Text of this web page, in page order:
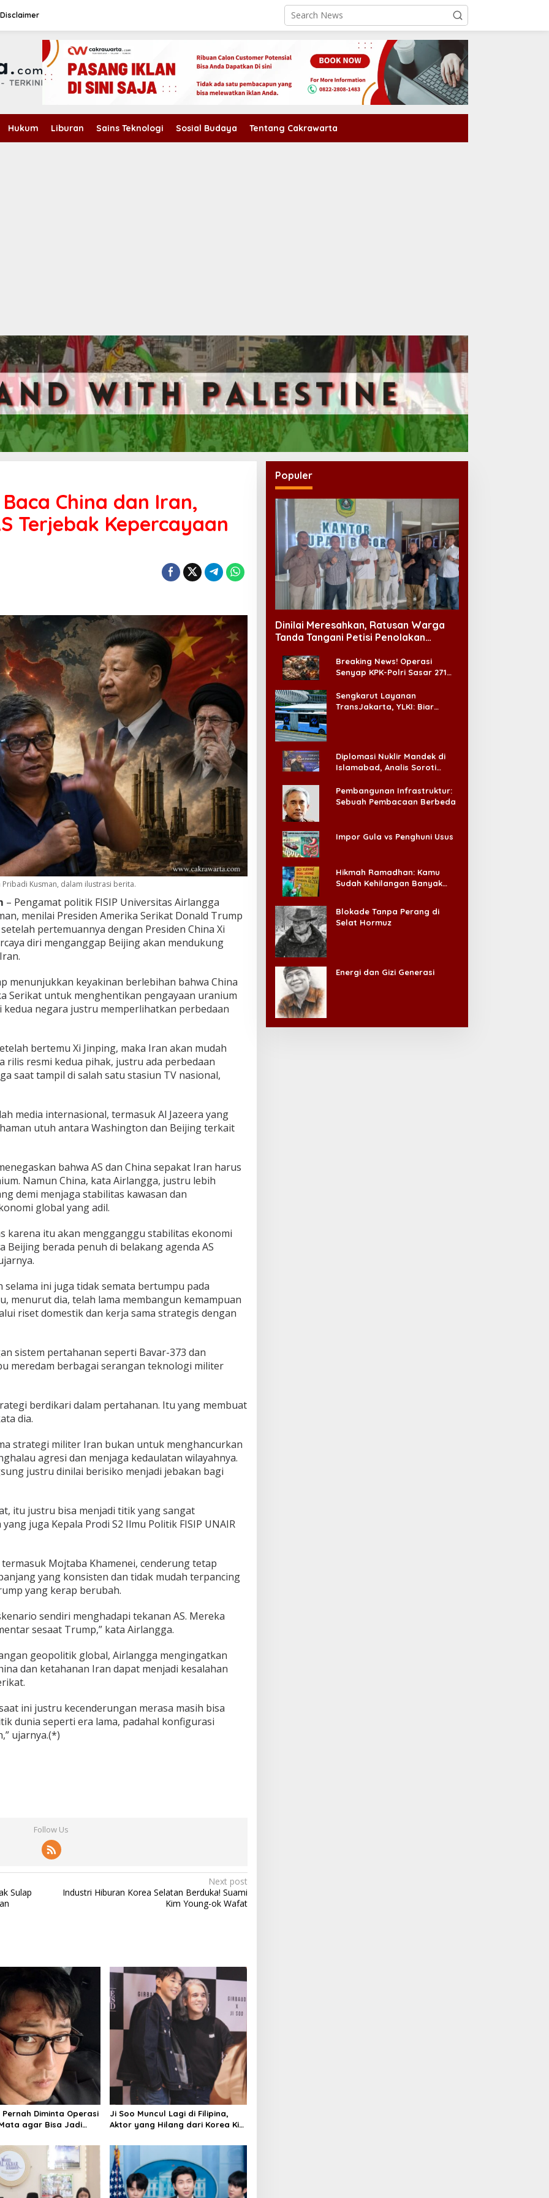
Disclaimer
Hukum Liburan Sains Teknologi Sosial Budaya Tentang Cakrawarta
China dan Iran,
Terjebak Kepercayaan
Pribadi Kusman, dalam ilustrasi berita.
– Pengamat politik FISIP Universitas Airlangga
, menilai Presiden Amerika Serikat Donald Trump
pertemuannya dengan Presiden China Xi
diri menganggap Beijing akan mendukung
menunjukkan keyakinan berlebihan bahwa China
Serikat untuk menghentikan pengayaan uranium
kedua negara justru memperlihatkan perbedaan
bertemu Xi Jinping, maka Iran akan mudah
rilis resmi kedua pihak, justru ada perbedaan
saat tampil di salah satu stasiun TV nasional,
media internasional, termasuk Al Jazeera yang
utuh antara Washington dan Beijing terkait
bahwa AS dan China sepakat Iran harus
Namun China, kata Airlangga, justru lebih
demi menjaga stabilitas kawasan dan
global yang adil.
karena itu akan mengganggu stabilitas ekonomi
Beijing berada penuh di belakang agenda AS
ini juga tidak semata bertumpu pada
menurut dia, telah lama membangun kemampuan
riset domestik dan kerja sama strategis dengan
sistem pertahanan seperti Bavar-373 dan
meredam berbagai serangan teknologi militer
berdikari dalam pertahanan. Itu yang membuat
dia.
strategi militer Iran bukan untuk menghancurkan
agresi dan menjaga kedaulatan wilayahnya.
justru dinilai berisiko menjadi jebakan bagi
itu justru bisa menjadi titik yang sangat
juga Kepala Prodi S2 Ilmu Politik FISIP UNAIR
Mojtaba Khamenei, cenderung tetap
yang konsisten dan tidak mudah terpancing
yang kerap berubah.
sendiri menghadapi tekanan AS. Mereka
sesaat Trump,” kata Airlangga.
geopolitik global, Airlangga mengingatkan
dan ketahanan Iran dapat menjadi kesalahan
ini justru kecenderungan merasa masih bisa
dunia seperti era lama, padahal konfigurasi
ujarnya.(*)
Follow Us
Sulap
Next post
Industri Hiburan Korea Selatan Berduka! Suami
Kim Young-ok Wafat
Pernah Diminta Operasi
agar Bisa Jadi
Ji Soo Muncul Lagi di Filipina,
Aktor yang Hilang dari Korea Kini
Populer
Dinilai Meresahkan, Ratusan Warga
Tanda Tangani Petisi Penolakan
Breaking News! Operasi
Senyap KPK-Polri Sasar 271
Ada ‘Badai Pemeriksaan’
Sengkarut Layanan
TransJakarta, YLKI: Biar
Diplomasi Nuklir Mandek di
Islamabad, Analis Soroti
Pembangunan Infrastruktur:
Sebuah Pembacaan Berbeda
Impor Gula vs Penghuni Usus
Hikmah Ramadhan: Kamu
Sudah Kehilangan Banyak
Blokade Tanpa Perang di
Selat Hormuz
Energi dan Gizi Generasi